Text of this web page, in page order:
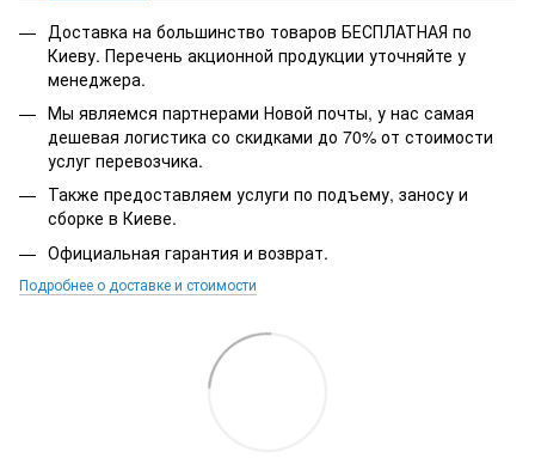
Доставка на большинство товаров БЕСПЛАТНАЯ по
Киеву. Перечень акционной продукции уточняйте у
менеджера.
Мы являемся партнерами Новой почты, у нас самая
дешевая логистика со скидками до 70% от стоимости
услуг перевозчика.
Также предоставляем услуги по подъему, заносу и
сборке в Киеве.
Официальная гарантия и возврат.
Подробнее о доставке и стоимости